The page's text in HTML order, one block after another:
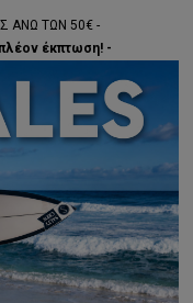
ΑΝΩ ΤΩΝ 50€ -
έκπτωση! -